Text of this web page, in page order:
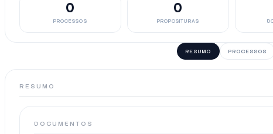
0
PROCESSOS
0
PROPOSITURAS
RESUMO PROCESSOS
RESUMO
DOCUMENTOS